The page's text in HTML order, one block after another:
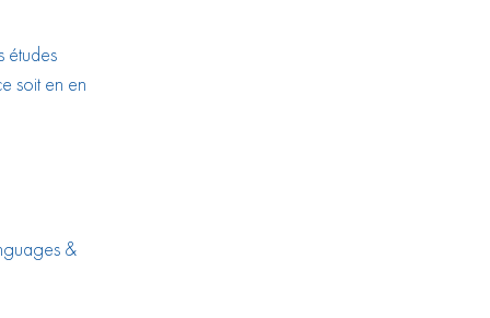
études
soit en en
&